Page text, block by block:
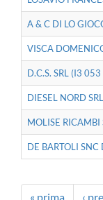
A & C DI LO
VISCA
D.C.S. SRL (I3
DIESEL NORD
MOLISE
DE BARTOLI
« prima ‹